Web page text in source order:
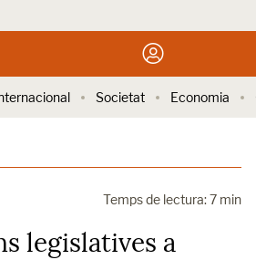
Societat Economia
Temps de lectura: 7 min
legislatives a